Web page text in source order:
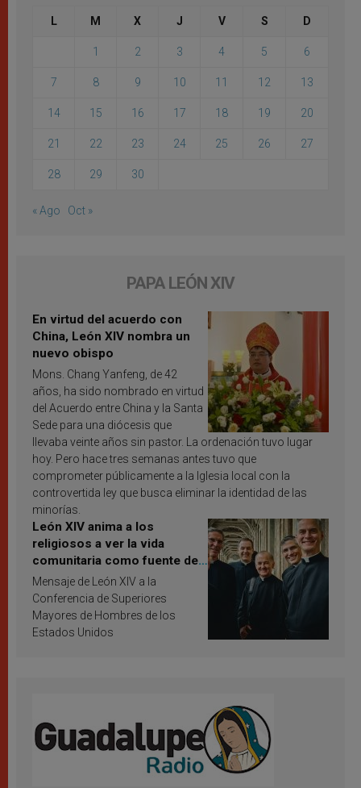
L M X J V S D
1 2 3 4 5 6
7 8 9 10 11 12 13
14 15 16 17 18 19 20
21 22 23 24 25 26 27
28 29 30
« Ago Oct »
PAPA LEÓN XIV
En virtud del acuerdo con
China, León XIV nombra un
nuevo obispo
Mons. Chang Yanfeng, de 42
años, ha sido nombrado en virtud
del Acuerdo entre China y la Santa
Sede para una diócesis que
llevaba veinte años sin pastor. La ordenación tuvo lugar
hoy. Pero hace tres semanas antes tuvo que
comprometer públicamente a la Iglesia local con la
controvertida ley que busca eliminar la identidad de las
minorías.
León XIV anima a los
religiosos a ver la vida
comunitaria como fuente de
inspiración y santificación
Mensaje de León XIV a la
Conferencia de Superiores
Mayores de Hombres de los
Estados Unidos